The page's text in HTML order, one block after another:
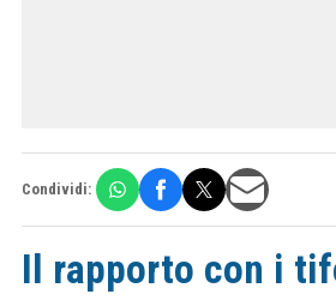
Condividi:
Il rapporto con i